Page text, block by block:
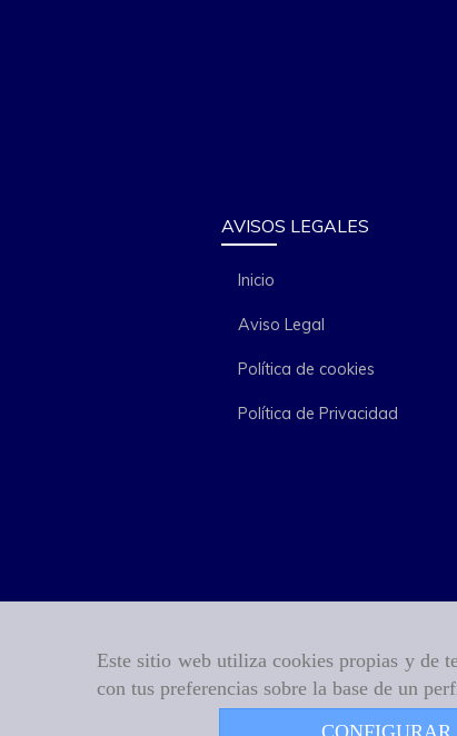
Este sitio web utiliza cookies propias y de
con tus preferencias sobre la base de un
CONFIGURAR
AVISOS LEGALES
Inicio
Aviso Legal
Política de cookies
Política de Privacidad